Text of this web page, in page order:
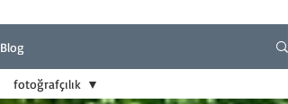
Blog
fotoğrafçılık